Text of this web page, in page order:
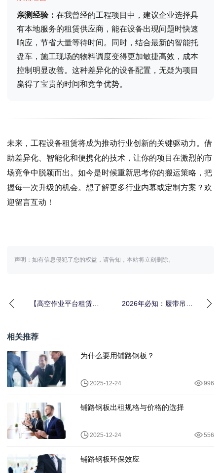
亲测经验： 在我曾经的工程项目中，建议企业选择具
有本地服务的租赁供应商，能在设备出现问题时快速
响应，节省大量等待时间。同时，结合最新的智能托
盘车，施工现场的物料调度变得更加敏捷高效，成本
控制明显改善。这种差异化的设备配置，无疑为项目
赢得了宝贵的时间和竞争优势。
未来，工程设备租赁将成为推动行业创新的关键驱动力。借
助差异化、智能化和便携化的技术，让你的项目在激烈的市
场竞争中脱颖而出。如今是时候重新思考你的搬运策略，把
握每一次升级的机会。想了解更多行业内幕或定制方案？欢
迎留言互动！
声明：如有信息侵犯了您的权益，请告知，本站将立刻删除。
【高空作业平台租赁指
2026年必知：履带吊租
相关推荐
为什么要用铺路钢板？
2025-12-24 996
铺路钢板出租规格与价格的选择
2025-12-24 556
铺路钢板环保效应